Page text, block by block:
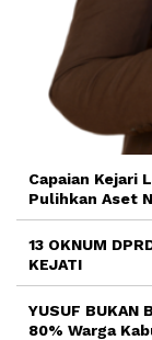
Capaian Kejari
Pulihkan Aset
13 OKNUM
KEJATI
YUSUF BUKAN
80% Warga